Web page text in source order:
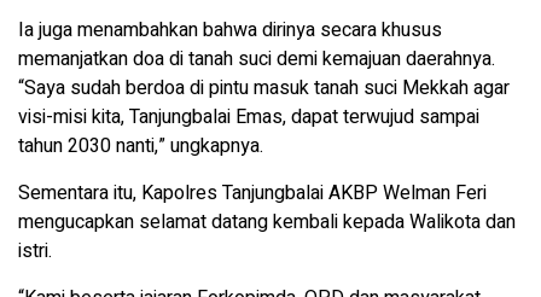
Ia juga menambahkan bahwa dirinya secara khusus
memanjatkan doa di tanah suci demi kemajuan daerahnya.
“Saya sudah berdoa di pintu masuk tanah suci Mekkah agar
visi-misi kita, Tanjungbalai Emas, dapat terwujud sampai
tahun 2030 nanti,” ungkapnya.
Sementara itu, Kapolres Tanjungbalai AKBP Welman Feri
mengucapkan selamat datang kembali kepada Walikota dan
istri.